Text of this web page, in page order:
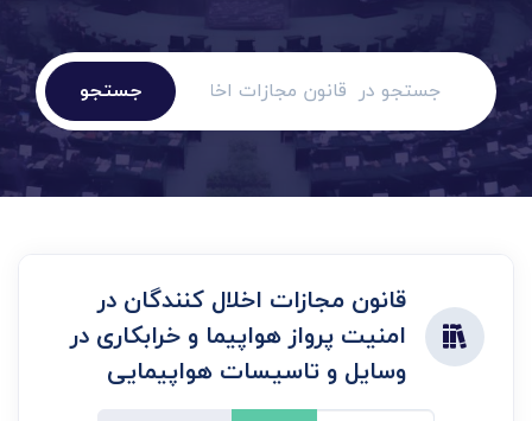
جستجو
قانون مجازات اخلال کنندگان در
امنیت پرواز هواپیما و خرابکاری در
وسایل و تاسیسات هواپیمایی